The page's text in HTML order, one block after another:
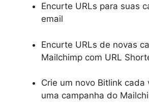
Encurte URLs para suas
email
Encurte URLs de novas
Mailchimp com URL
Crie um novo Bitlink cada
uma campanha do